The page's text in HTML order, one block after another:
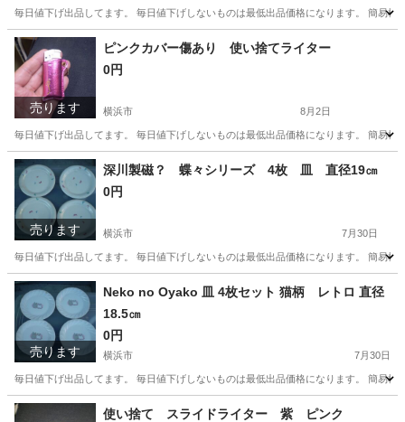
毎日値下げ出品してます。 毎日値下げしないものは最低出品価格になります。 簡易
神奈川 横浜市 その他 ガス
売ります
ピンクカバー傷あり 使い捨てライター
0円
横浜市 8月2日
毎日値下げ出品してます。 毎日値下げしないものは最低出品価格になります。 簡易
神奈川 横浜市 その他
売ります
深川製磁？ 蝶々シリーズ 4枚 皿 直径19㎝
0円
横浜市 7月30日
毎日値下げ出品してます。 毎日値下げしないものは最低出品価格になります。 簡易
神奈川 横浜市
売ります
Neko no Oyako 皿 4枚セット 猫柄 レトロ 直径
18.5㎝
0円
横浜市 7月30日
毎日値下げ出品してます。 毎日値下げしないものは最低出品価格になります。 簡易
神奈川 横浜市 食器
使い捨て スライドライター 紫 ピンク